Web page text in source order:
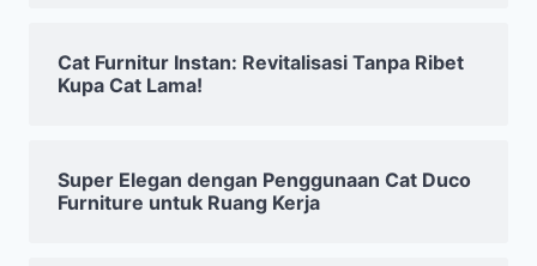
Cat Furnitur Instan: Revitalisasi Tanpa Ribet
Kupa Cat Lama!
Super Elegan dengan Penggunaan Cat Duco
Furniture untuk Ruang Kerja